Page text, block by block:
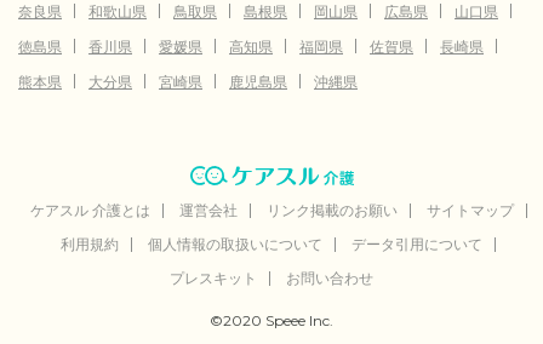
奈良県
和歌山県 鳥取県 島根県 岡山県 広島県
山口県
徳島県
香川県 愛媛県 高知県 福岡県 佐賀県
長崎県
熊本県
大分県 宮崎県 鹿児島県 沖縄県
ケアスル 介護とは 運営会社 リンク掲載のお願い
サイトマップ
利用規約
個人情報の取扱いについて
データ引用について
プレスキット
お問い合わせ
©2020 Speee Inc.